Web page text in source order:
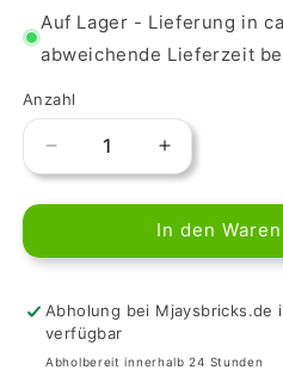
Auf Lager - Lieferung in
abweichende Lieferzeit
Anzahl
Verringere
die
Menge
LEGO
Schleife
in
Medium
Erhöhe
die
Menge
für
LEGO
Schleife
Medium
In den
Abholung bei Mjaysbricks.de
verfügbar
Abholbereit innerhalb 24 Stunden